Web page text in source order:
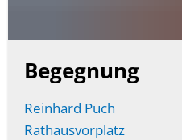
Begegnung
Reinhard Puch
Rathausvorplatz